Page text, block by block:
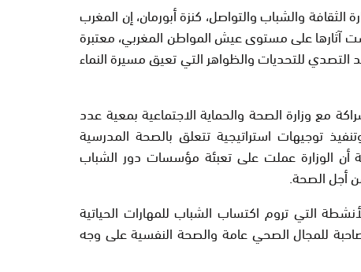
والشباب والتواصل، كنزة أبورمان، إن المغرب
آثارها على مستوى عيش المواطن المغربي، معتبرة
للتحديات والظواهر التي تعيق مسيرة النماء
مع وزارة الصحة والحماية الاجتماعية بمعية عدد
توجيهات استراتيجية تتعلق بالصحة المدرسية
أن الوزارة عملت على تعبئة مؤسسات دور الشباب
أجل الصحة.
التي تروم اكتساب الشباب للمهارات الحياتية
للمجال الصحي عامة والصحة النفسية على وجه